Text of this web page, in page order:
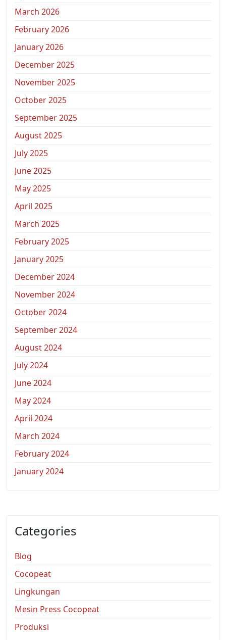
March 2026
February 2026
January 2026
December 2025
November 2025
October 2025
September 2025
August 2025
July 2025
June 2025
May 2025
April 2025
March 2025
February 2025
January 2025
December 2024
November 2024
October 2024
September 2024
August 2024
July 2024
June 2024
May 2024
April 2024
March 2024
February 2024
January 2024
Categories
Blog
Cocopeat
Lingkungan
Mesin Press Cocopeat
Produksi